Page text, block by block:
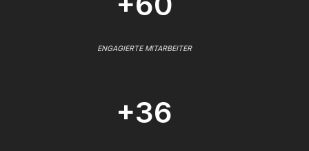
ENGAGIERTE MITARBEITER
+36